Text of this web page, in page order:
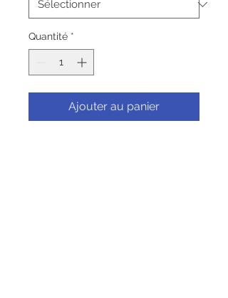
Quantité *
Ajouter au panier